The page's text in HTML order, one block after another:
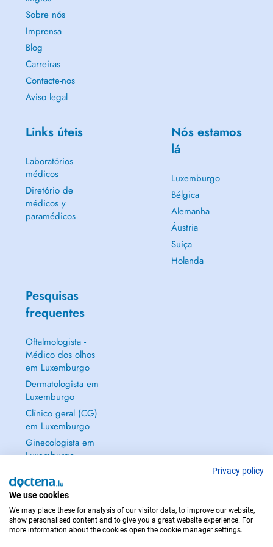
Treatments:
- Check-Up Appointment
- Emergency (Broken Tooth, Pain, Abcess)
- Dental Scaling (Cleaning)
- Dental Filling (Cavity)
- Dental Whitening
- Bruxism Treatment
- Aesthetic Evaluation (Veneers or Crowns)
Sobre nós
Imprensa
Blog
Carreiras
Contacte-nos
Aviso legal
Links úteis
Laboratórios
médicos
Diretório de
médicos y
paramédicos
Nós estamos
lá
Luxemburgo
Bélgica
Alemanha
Áustria
Suíça
Holanda
Pesquisas
frequentes
Oftalmologista -
Médico dos olhos
em Luxemburgo
Dermatologista em
Luxemburgo
Clínico geral (CG)
em Luxemburgo
Ginecologista em
Luxemburgo
EM CASO DE EMERGÊNCIA, CONTACTE : 112
Privacy policy
We use cookies
We may place these for analysis of our visitor data, to improve our website,
show personalised content and to give you a great website experience. For
more information about the cookies open the cookie manager settings.